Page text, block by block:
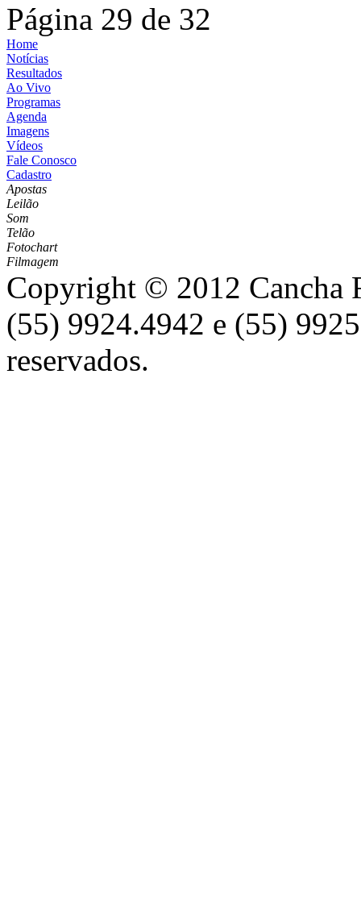
Página 29 de 32
Home
Notícias
Resultados
Ao Vivo
Programas
Agenda
Imagens
Vídeos
Fale Conosco
Cadastro
Apostas
Leilão
Som
Telão
Fotochart
Filmagem
Copyright © 2012 Cancha
(55) 9924.4942 e (55)
reservados.